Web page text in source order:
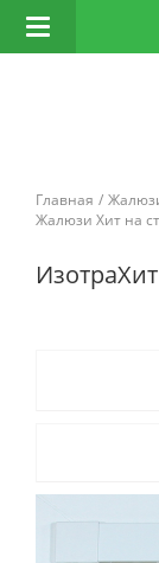
Открыть
навигацию
Главная
Жалюзи Хит на